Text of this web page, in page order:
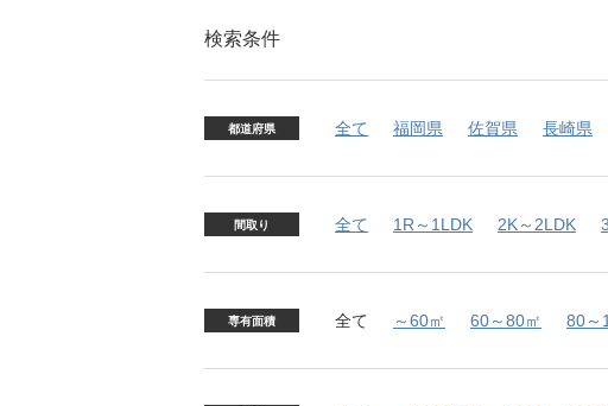
検索条件
都道府県 全て 福岡県 佐賀県 長崎県
間取り 全て 1R～1LDK 2K～2LDK
専有面積 全て ～60㎡ 60～80㎡ 80～